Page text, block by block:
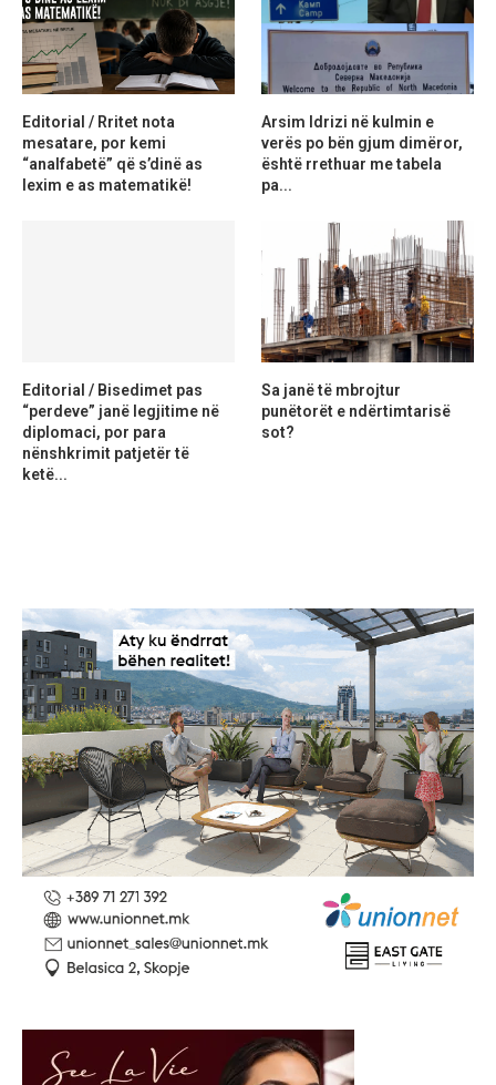
Editorial / Rritet nota
mesatare, por kemi
“analfabetë” që s’dinë as
lexim e as matematikë!
Arsim Idrizi në kulmin e
verës po bën gjum dimëror,
është rrethuar me tabela
pa...
Editorial / Bisedimet pas
“perdeve” janë legjitime në
diplomaci, por para
nënshkrimit patjetër të
ketë...
Sa janë të mbrojtur
punëtorët e ndërtimtarisë
sot?